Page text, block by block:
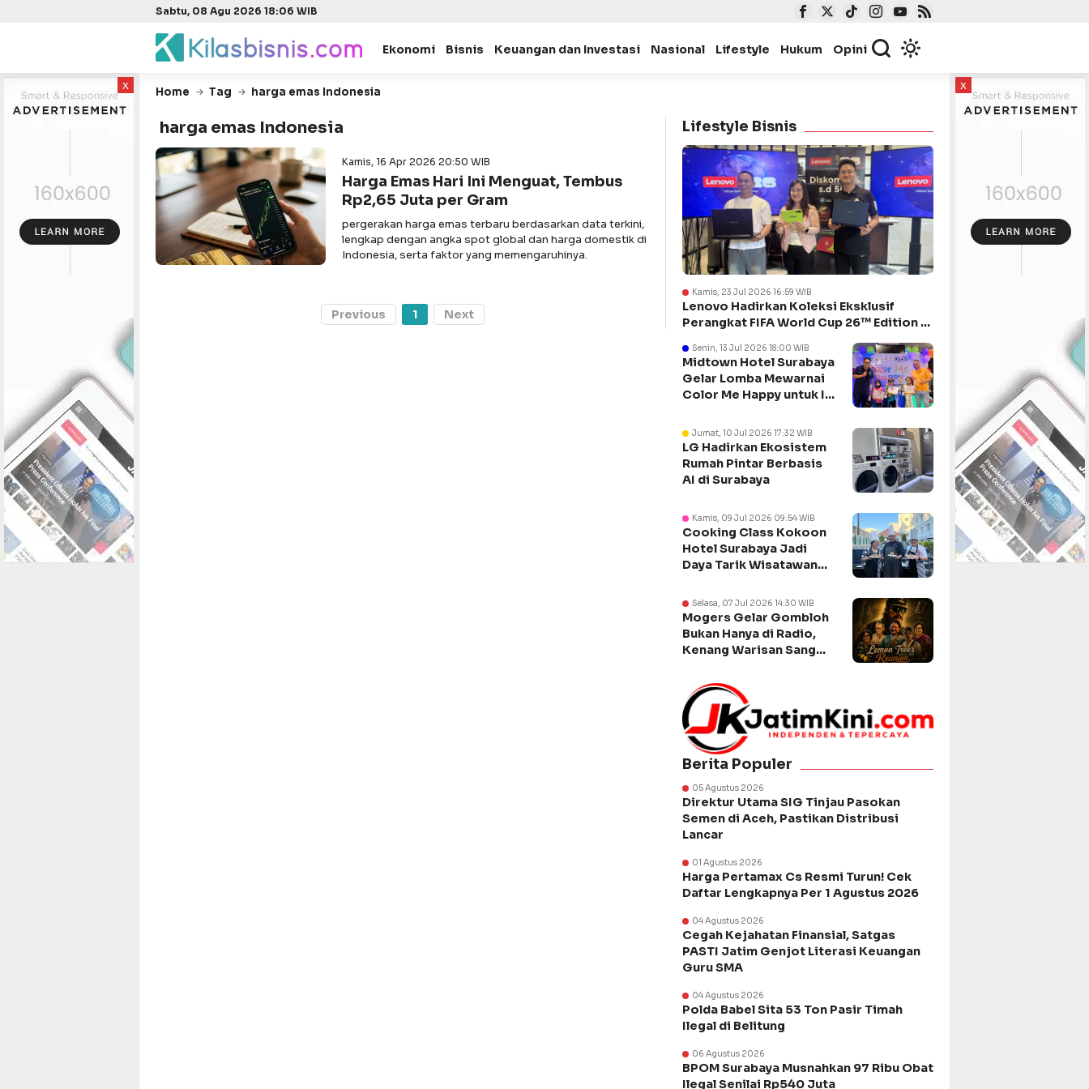
Sabtu, 08 Agu 2026 18:06 WIB
Ekonomi Bisnis Keuangan dan Investasi Nasional Lifestyle Hukum Opini
x x
Home Tag harga emas Indonesia
harga emas Indonesia
Kamis, 16 Apr 2026 20:50 WIB
Harga Emas Hari Ini Menguat, Tembus
Rp2,65 Juta per Gram
pergerakan harga emas terbaru berdasarkan data terkini,
lengkap dengan angka spot global dan harga domestik di
Indonesia, serta faktor yang memengaruhinya.
Previous 1 Next
Lifestyle Bisnis
Kamis, 23 Jul 2026 16:59 WIB
Lenovo Hadirkan Koleksi Eksklusif
Perangkat FIFA World Cup 26™ Edition di
Senin, 13 Jul 2026 18:00 WIB
Midtown Hotel Surabaya
Gelar Lomba Mewarnai
Color Me Happy untuk Isi
Jumat, 10 Jul 2026 17:32 WIB
LG Hadirkan Ekosistem
Rumah Pintar Berbasis
AI di Surabaya
Kamis, 09 Jul 2026 09:54 WIB
Cooking Class Kokoon
Hotel Surabaya Jadi
Daya Tarik Wisatawan
Selasa, 07 Jul 2026 14:30 WIB
Mogers Gelar Gombloh
Bukan Hanya di Radio,
Kenang Warisan Sang
Berita Populer
05 Agustus 2026
Direktur Utama SIG Tinjau Pasokan
Semen di Aceh, Pastikan Distribusi
Lancar
01 Agustus 2026
Harga Pertamax Cs Resmi Turun! Cek
Daftar Lengkapnya Per 1 Agustus 2026
04 Agustus 2026
Cegah Kejahatan Finansial, Satgas
PASTI Jatim Genjot Literasi Keuangan
Guru SMA
04 Agustus 2026
Polda Babel Sita 53 Ton Pasir Timah
Ilegal di Belitung
06 Agustus 2026
BPOM Surabaya Musnahkan 97 Ribu Obat
Ilegal Senilai Rp540 Juta